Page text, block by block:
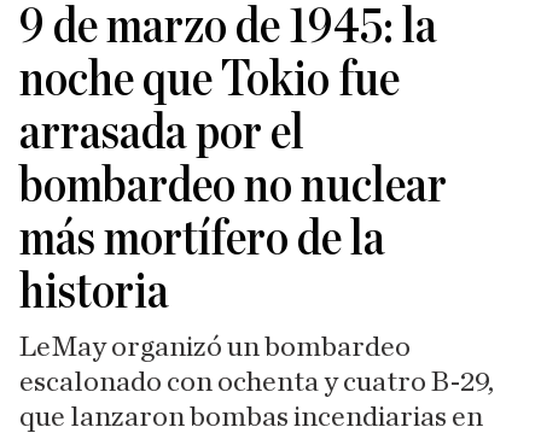
9 de marzo de 1945: la
noche que Tokio fue
arrasada por el
bombardeo no nuclear
más mortífero de la
historia
LeMay organizó un bombardeo
escalonado con ochenta y cuatro B-29,
que lanzaron bombas incendiarias en